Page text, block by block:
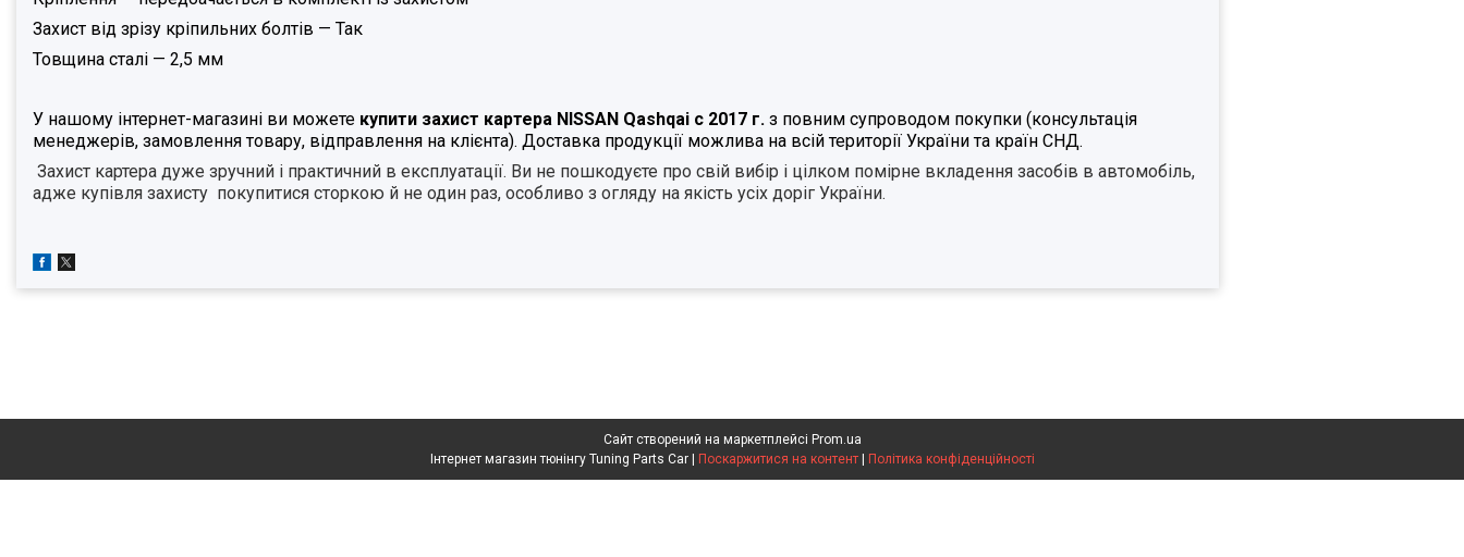
Захист від зрізу кріпильних болтів — Так
Товщина сталі — 2,5 мм
У нашому інтернет-магазині ви можете купити захист картера NISSAN Qashqai с 2017 г. з повним супроводом покупки (консультація
менеджерів, замовлення товару, відправлення на клієнта). Доставка продукції можлива на всій території України та країн СНД.
Захист картера дуже зручний і практичний в експлуатації. Ви не пошкодуєте про свій вибір і цілком помірне вкладення засобів в автомобіль,
адже купівля захисту покупитися сторкою й не один раз, особливо з огляду на якість усіх доріг України.
Сайт створений на маркетплейсі Prom.ua
Поскаржитися на контент Політика конфіденційності